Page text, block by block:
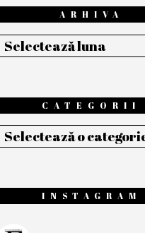
ARHIVA
Arhiva
CATEGORII
Categorii
INSTAGRAM